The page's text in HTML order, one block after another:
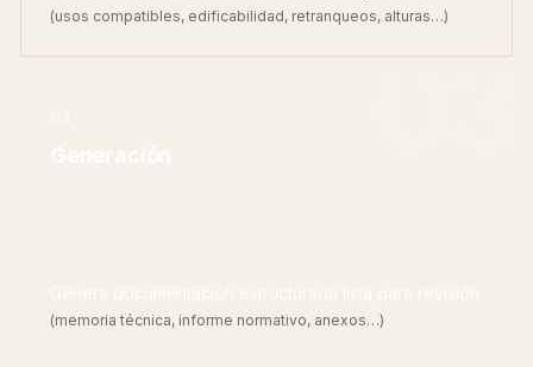
(usos compatibles, edificabilidad, retranqueos, alturas…)
(memoria técnica, informe normativo, anexos…)